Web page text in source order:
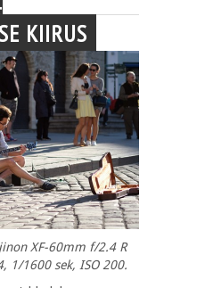
KIIRUS
XF-60mm f/2.4 R
1/1600 sek, ISO 200.